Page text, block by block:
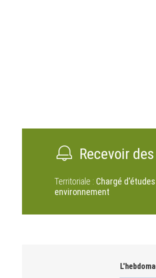
Recevoir
Territoriale : Chargé d'études
environnement